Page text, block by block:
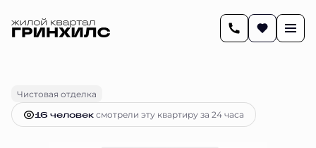
Чистовая отделка
16 человексмотрели эту квартиру за 24 часа